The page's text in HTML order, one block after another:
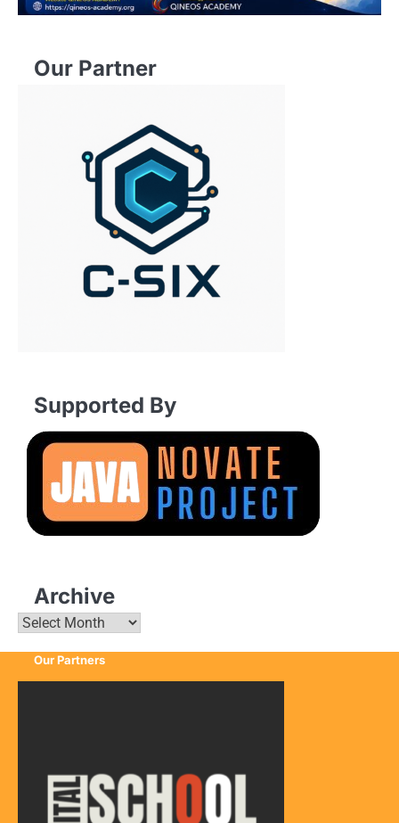
Our Partner
Supported By
Archive
Archive
Our Partners